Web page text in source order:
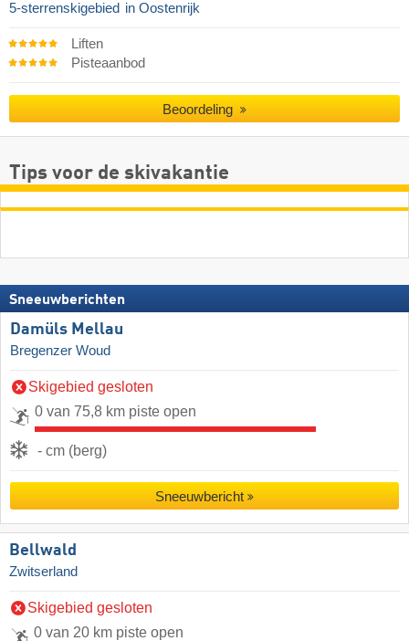
5-sterrenskigebied in Oostenrijk
Liften
Pisteaanbod
Beoordeling
Tips voor de skivakantie
Sneeuwberichten
Damüls Mellau
Bregenzer Woud
Skigebied gesloten
0 van 75,8 km piste open
- cm (berg)
Sneeuwbericht
Bellwald
Zwitserland
Skigebied gesloten
0 van 20 km piste open